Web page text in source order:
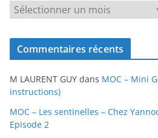
c
v
e
s
Commentaires récents
M LAURENT GUY dans MOC – Mini
instructions)
MOC – Les sentinelles – Chez
Episode 2